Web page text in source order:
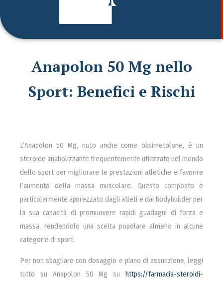
Anapolon 50 Mg nello
Sport: Benefici e Rischi
L’Anapolon 50 Mg, noto anche come oksimetolone, è un
steroide anabolizzante frequentemente utilizzato nel mondo
dello sport per migliorare le prestazioni atletiche e favorire
l’aumento della massa muscolare. Questo composto è
particolarmente apprezzato dagli atleti e dai bodybuilder per
la sua capacità di promuovere rapidi guadagni di forza e
massa, rendendolo una scelta popolare almeno in alcune
categorie di sport.
Per non sbagliare con dosaggio e piano di assunzione, leggi
tutto su Anapolon 50 Mg su https://farmacia-steroidi-